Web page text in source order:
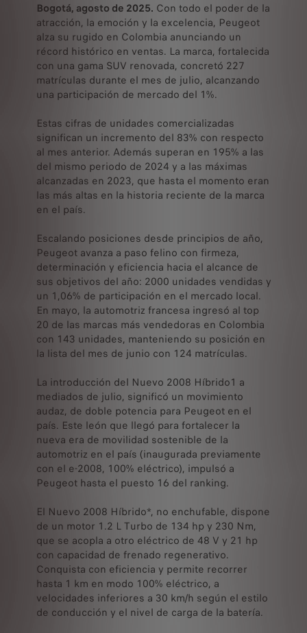
Bogotá, agosto de 2025. Con todo el poder de la
atracción, la emoción y la excelencia, Peugeot
alza su rugido en Colombia anunciando un
récord histórico en ventas. La marca, fortalecida
con una gama SUV renovada, concretó 227
matrículas durante el mes de julio, alcanzando
una participación de mercado del 1%.
Estas cifras de unidades comercializadas
significan un incremento del 83% con respecto
al mes anterior. Además superan en 195% a las
del mismo periodo de 2024 y a las máximas
alcanzadas en 2023, que hasta el momento eran
las más altas en la historia reciente de la marca
en el país.
Escalando posiciones desde principios de año,
Peugeot avanza a paso felino con firmeza,
determinación y eficiencia hacia el alcance de
sus objetivos del año: 2000 unidades vendidas y
un 1,06% de participación en el mercado local.
En mayo, la automotriz francesa ingresó al top
20 de las marcas más vendedoras en Colombia
con 143 unidades, manteniendo su posición en
la lista del mes de junio con 124 matrículas.
La introducción del Nuevo 2008 Híbrido1 a
mediados de julio, significó un movimiento
audaz, de doble potencia para Peugeot en el
país. Este león que llegó para fortalecer la
nueva era de movilidad sostenible de la
automotriz en el país (inaugurada previamente
con el e-2008, 100% eléctrico), impulsó a
Peugeot hasta el puesto 16 del ranking.
El Nuevo 2008 Híbrido*, no enchufable, dispone
de un motor 1.2 L Turbo de 134 hp y 230 Nm,
que se acopla a otro eléctrico de 48 V y 21 hp
con capacidad de frenado regenerativo.
Conquista con eficiencia y permite recorrer
hasta 1 km en modo 100% eléctrico, a
velocidades inferiores a 30 km/h según el estilo
de conducción y el nivel de carga de la batería.